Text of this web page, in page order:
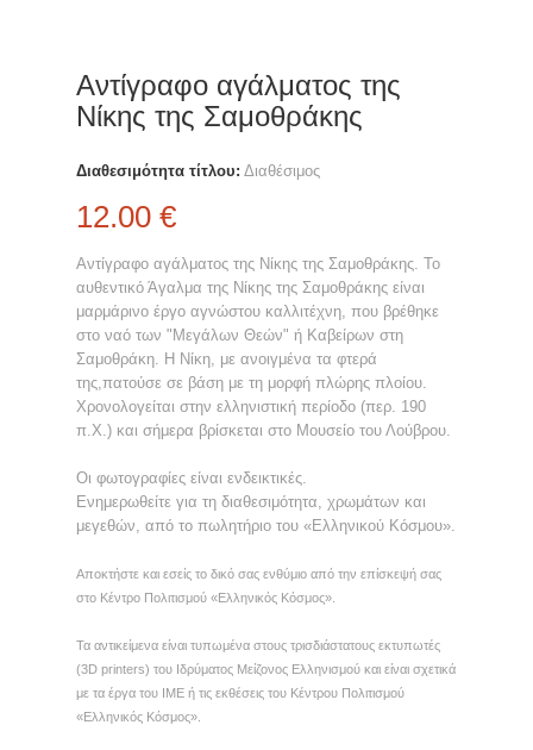
Αντίγραφο αγάλματος της
Νίκης της Σαμοθράκης
Διαθεσιμότητα τίτλου: Διαθέσιμος
12.00 €
Αντίγραφο αγάλματος της Νίκης της Σαμοθράκης. Το
αυθεντικό Άγαλμα της Νίκης της Σαμοθράκης είναι
μαρμάρινο έργο αγνώστου καλλιτέχνη, που βρέθηκε
στο ναό των "Μεγάλων Θεών" ή Καβείρων στη
Σαμοθράκη. Η Νίκη, με ανοιγμένα τα φτερά
της,πατούσε σε βάση με τη μορφή πλώρης πλοίου.
Χρονολογείται στην ελληνιστική περίοδο (περ. 190
π.Χ.) και σήμερα βρίσκεται στο Μουσείο του Λούβρου.
Oι φωτογραφίες είναι ενδεικτικές.
Ενημερωθείτε για τη διαθεσιμότητα, χρωμάτων και
μεγεθών, από το πωλητήριο του «Ελληνικού Κόσμου».
Αποκτήστε και εσείς το δικό σας ενθύμιο από την επίσκεψή σας
στο Κέντρο Πολιτισμού «Ελληνικός Κόσμος».
Τα αντικείμενα είναι τυπωμένα στους τρισδιάστατους εκτυπωτές
(3D printers) του Ιδρύματος Μείζονος Ελληνισμού και είναι σχετικά
με τα έργα του ΙΜΕ ή τις εκθέσεις του Κέντρου Πολιτισμού
«Ελληνικός Κόσμος».